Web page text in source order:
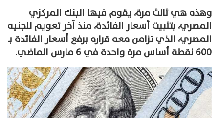
وهذه هي ثالث مرة، يقوم فيها البنك المركزي
المصري، بتثبيت أسعار الفائدة، منذ آخر تعويم للجنيه
المصري، الذي تزامن معه قراره برفع أسعار الفائدة بـ
600 نقطة أساس مرة واحدة في 6 مارس الماضي.